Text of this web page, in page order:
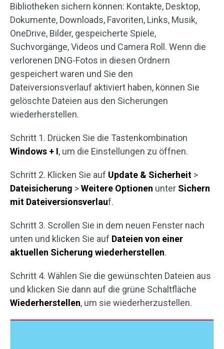
Bibliotheken sichern können: Kontakte, Desktop,
Dokumente, Downloads, Favoriten, Links, Musik,
OneDrive, Bilder, gespeicherte Spiele,
Suchvorgänge, Videos und Camera Roll. Wenn die
verlorenen DNG-Fotos in diesen Ordnern
gespeichert waren und Sie den
Dateiversionsverlauf aktiviert haben, können Sie
gelöschte Dateien aus den Sicherungen
wiederherstellen.
Schritt 1. Drücken Sie die Tastenkombination
Windows + I, um die Einstellungen zu öffnen.
Schritt 2. Klicken Sie auf Update & Sicherheit >
Dateisicherung >Weitere Optionen unter Sichern
mit Dateiversionsverlauf.
Schritt 3. Scrollen Sie in dem neuen Fenster nach
unten und klicken Sie auf Dateien von einer
aktuellen Sicherung wiederherstellen.
Schritt 4. Wählen Sie die gewünschten Dateien aus
und klicken Sie dann auf die grüne Schaltfläche
Wiederherstellen, um sie wiederherzustellen.